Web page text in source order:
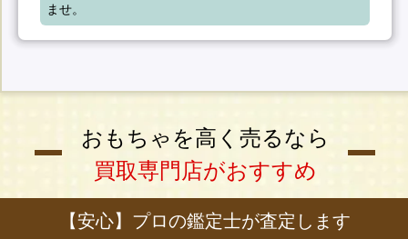
ませ。
おもちゃを高く売るなら
買取専門店がおすすめ
【安心】プロの鑑定士が査定します